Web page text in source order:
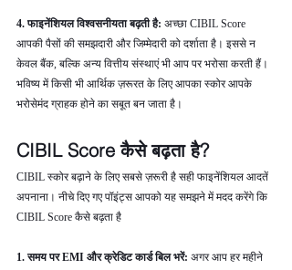
4. फाइनेंशियल विश्वसनीयता बढ़ती है: अच्छा CIBIL Score
आपकी पैसों की समझदारी और जिम्मेदारी को दर्शाता है। इससे न
केवल बैंक, बल्कि अन्य वित्तीय संस्थाएं भी आप पर भरोसा करती हैं।
भविष्य में किसी भी आर्थिक ज़रूरत के लिए आपका स्कोर आपके
भरोसेमंद ग्राहक होने का सबूत बन जाता है।
CIBIL Score कैसे बढ़ता है?
CIBIL स्कोर बढ़ाने के लिए सबसे ज़रूरी है सही फाइनेंशियल आदतें
अपनाना। नीचे दिए गए पॉइंट्स आपको यह समझने में मदद करेंगे कि
CIBIL Score कैसे बढ़ता है
1. समय पर EMI और क्रेडिट कार्ड बिल भरें: अगर आप हर महीने